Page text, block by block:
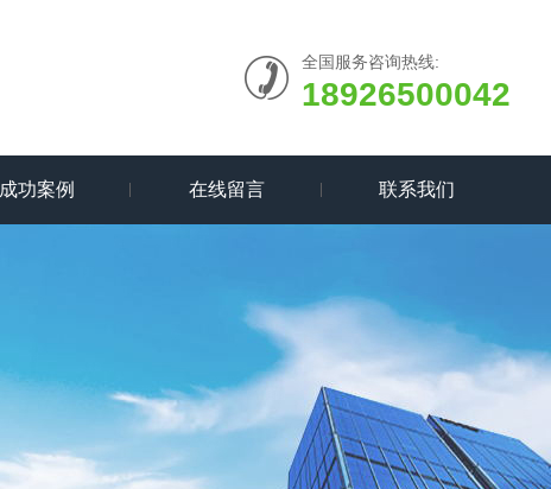
全国服务咨询热线:
18926500042
成功案例 在线留言 联系我们